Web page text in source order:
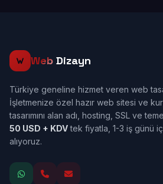
Web Dizayn
Türkiye geneline hizmet veren web
İşletmenize özel hazır web sitesi ve
tasarımını alan adı, hosting, SSL ve
50 USD + KDVtek fiyatla, 1-3 iş günü
alıyoruz.